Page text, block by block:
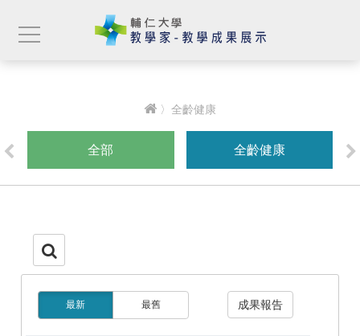
〉全齡健康
全部 全齡健康
最新 最舊 成果報告